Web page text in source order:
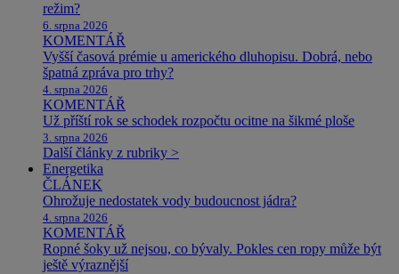
režim?
6. srpna 2026
KOMENTÁŘ
Vyšší časová prémie u amerického dluhopisu. Dobrá, nebo
špatná zpráva pro trhy?
4. srpna 2026
KOMENTÁŘ
Už příští rok se schodek rozpočtu ocitne na šikmé ploše
3. srpna 2026
Další články z rubriky >
Energetika
ČLÁNEK
Ohrožuje nedostatek vody budoucnost jádra?
4. srpna 2026
KOMENTÁŘ
Ropné šoky už nejsou, co bývaly. Pokles cen ropy může být
ještě výraznější